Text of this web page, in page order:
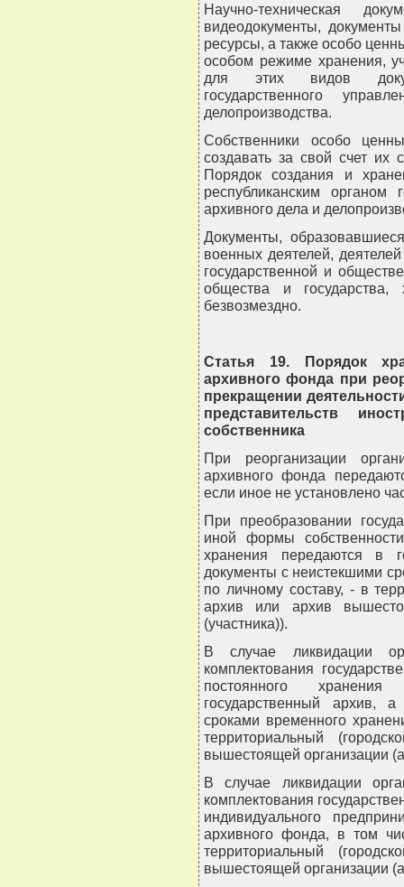
Научно-техническая
видеодокументы,
ресурсы, а также особо
особом режиме хранения,
для этих видов
государственного
делопроизводства.
Собственники особо
создавать за свой счет их
Порядок создания и
республиканским органом
архивного дела и
Документы,
военных деятелей,
государственной и
общества и государства,
безвозмездно.
Статья 19. Порядок
архивного фонда при
прекращении
представительств
собственника
При реорганизации
архивного фонда
если иное не установлено
При преобразовании
иной формы
хранения передаются в
документы с неистекшими
по личному составу, - в
архив или архив
(участника)).
В случае ликвидации
комплектования
постоянного
государственный архив,
сроками временного
территориальный
вышестоящей организации
В случае ликвидации
комплектования
индивидуального
архивного фонда, в том
территориальный
вышестоящей организации